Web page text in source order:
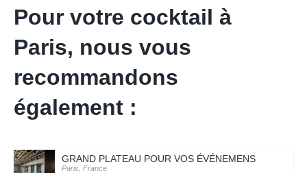
Pour votre cocktail à
Paris, nous vous
recommandons
également :
GRAND PLATEAU POUR VOS ÉVÉNEMENS – PARIS
Paris, France